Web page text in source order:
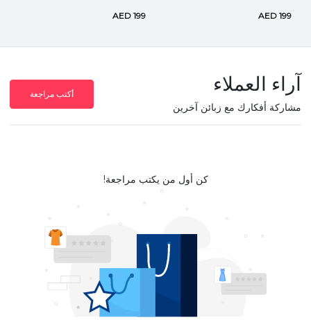
AED 199
AED 199
آراء العملاء
مشاركة أفكارك مع زبائن آخرين
أكتب مراجعة
كن أول من يكتب مراجعة!